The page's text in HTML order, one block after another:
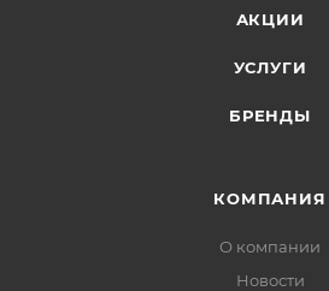
АКЦИИ
УСЛУГИ
БРЕНДЫ
КОМПАНИЯ
О компании
Новости